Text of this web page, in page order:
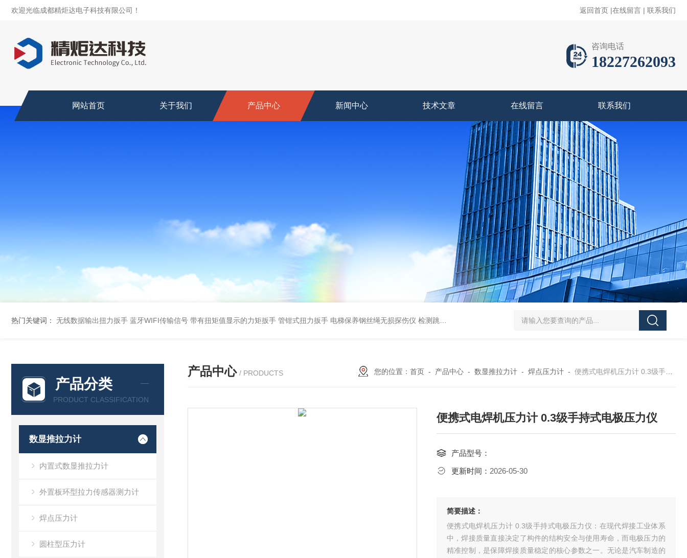
欢迎光临成都精炬达电子科技有限公司！ 返回首页 |在线留言 | 联系我们
咨询电话
18227262093
网站首页 关于我们 产品中心 新闻中心 技术文章 在线留言 联系我们
热门关键词： 无线数据输出扭力扳手 蓝牙WIFI传输信号 带有扭矩值显示的力矩扳手 管钳式扭力扳手 电梯保养钢丝绳无损探伤仪 检测跳丝/断丝 5-300N.m的扭矩扳手检定仪 机械扳手校准仪 JDSF100KN电子式拉
产品分类
PRODUCT CLASSIFICATION
数显推拉力计
内置式数显推拉力计
外置板环型拉力传感器测力计
焊点压力计
圆柱型压力计
产品中心 / PRODUCTS 您的位置： 首页- 产品中心- 数显推拉力计- 焊点压力计- 便携式电焊机压力计 0.3级手持式电极压力仪
便携式电焊机压力计 0.3级手持式电极压力仪
产品型号：
更新时间： 2026-05-30
简要描述：
便携式电焊机压力计 0.3级手持式电极压力仪：在现代焊接工业体系
中，焊接质量直接决定了构件的结构安全与使用寿命，而电极压力的
精准控制，是保障焊接质量稳定的核心参数之一。无论是汽车制造的